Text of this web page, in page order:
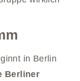
in Berlin
Berliner